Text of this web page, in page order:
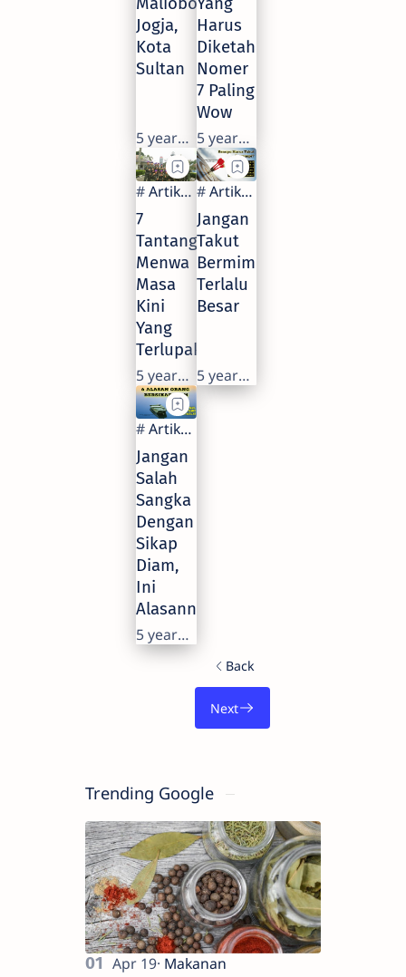
Jogja,
Kota
Sultan
5 years ago
Harus
Diketahui,
Nomer
7 Paling
Wow
5 years ago
7
Tantangan
Menwa
Masa
Kini
Yang
Terlupakan
5 years ago
Jangan
Takut
Bermimpi
Terlalu
Besar
5 years ago
Jangan
Salah
Sangka
Dengan
Sikap
Diam,
Ini
Alasannya
5 years ago
Trending Google